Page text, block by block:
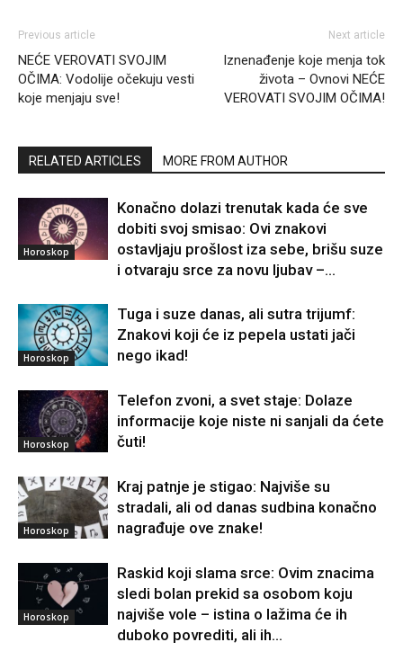
Previous article
NEĆE VEROVATI SVOJIM
OČIMA: Vodolije očekuju vesti
koje menjaju sve!
Next article
Iznenađenje koje menja tok
života – Ovnovi NEĆE
VEROVATI SVOJIM OČIMA!
RELATED ARTICLES MORE FROM AUTHOR
Horoskop
Konačno dolazi trenutak kada će sve
dobiti svoj smisao: Ovi znakovi
ostavljaju prošlost iza sebe, brišu suze
i otvaraju srce za novu ljubav –...
Horoskop
Tuga i suze danas, ali sutra trijumf:
Znakovi koji će iz pepela ustati jači
nego ikad!
Horoskop
Telefon zvoni, a svet staje: Dolaze
informacije koje niste ni sanjali da ćete
čuti!
Horoskop
Kraj patnje je stigao: Najviše su
stradali, ali od danas sudbina konačno
nagrađuje ove znake!
Horoskop
Raskid koji slama srce: Ovim znacima
sledi bolan prekid sa osobom koju
najviše vole – istina o lažima će ih
duboko povrediti, ali ih...